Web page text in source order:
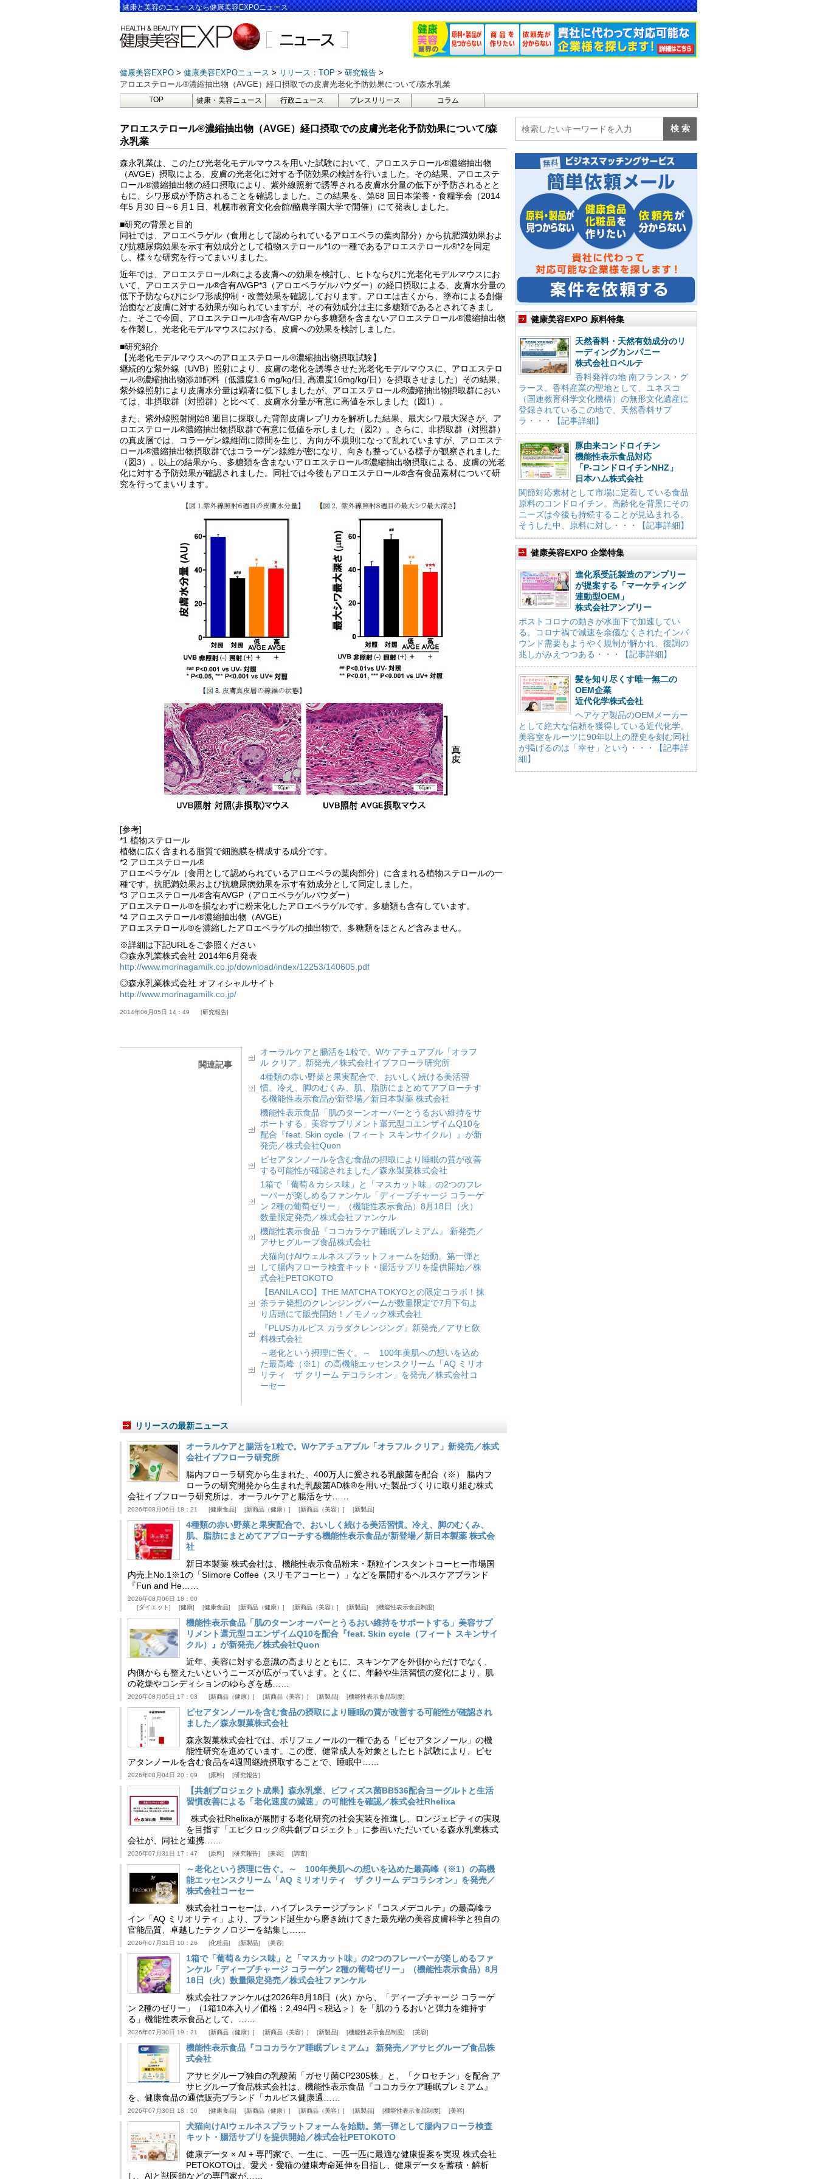
健康と美容のニュースなら健康美容EXPOニュース
健康美容EXPO 健康美容EXPOニュース リリース：TOP
研究報告
アロエステロール®濃縮抽出物（AVGE）経口摂取での皮膚光老化予防効果について/森永乳業
TOP 健康・美容ニュース 行政ニュース プレスリリース コラム
アロエステロール®濃縮抽出物（AVGE）経口摂取での皮膚光老化予防効果について/森
永乳業
森永乳業は、このたび光老化モデルマウスを用いた試験において、アロエステロール®濃縮抽出物
（AVGE）摂取による、皮膚の光老化に対する予防効果の検討を行いました。その結果、アロエステ
ロール®濃縮抽出物の経口摂取により、紫外線照射で誘導される皮膚水分量の低下が予防されるとと
もに、シワ形成が予防されることを確認しました。この結果を、第68 回日本栄養・食糧学会（2014
年5 月30 日～6 月1 日、札幌市教育文化会館/酪農学園大学で開催）にて発表しました。
■研究の背景と目的
同社では、アロエベラゲル（食用として認められているアロエベラの葉肉部分）から抗肥満効果およ
び抗糖尿病効果を示す有効成分として植物ステロール*1の一種であるアロエステロール®*2を同定
し、様々な研究を行ってまいりました。
近年では、アロエステロール®による皮膚への効果を検討し、ヒトならびに光老化モデルマウスにお
いて、アロエステロール®含有AVGP*3（アロエベラゲルパウダー）の経口摂取による、皮膚水分量の
低下予防ならびにシワ形成抑制・改善効果を確認しております。アロエは古くから、塗布による創傷
治癒など皮膚に対する効果が知られていますが、その有効成分は主に多糖類であるとされてきまし
た。そこで今回、アロエステロール®含有AVGP から多糖類を含まないアロエステロール®濃縮抽出物
を作製し、光老化モデルマウスにおける、皮膚への効果を検討しました。
■研究紹介
【光老化モデルマウスへのアロエステロール®濃縮抽出物摂取試験】
継続的な紫外線（UVB）照射により、皮膚の老化を誘導させた光老化モデルマウスに、アロエステロ
ール®濃縮抽出物添加飼料（低濃度1.6 mg/kg/日, 高濃度16mg/kg/日）を摂取させました）その結果、
紫外線照射により皮膚水分量は顕著に低下しましたが、アロエステロール®濃縮抽出物摂取群におい
ては、非摂取群（対照群）と比べて、皮膚水分量が有意に高値を示しました（図1）。
また、紫外線照射開始8 週目に採取した背部皮膚レプリカを解析した結果、最大シワ最大深さが、ア
ロエステロール®濃縮抽出物摂取群で有意に低値を示しました（図2）。さらに、非摂取群（対照群）
の真皮層では、コラーゲン線維間に隙間を生じ、方向が不規則になって乱れていますが、アロエステ
ロール®濃縮抽出物摂取群ではコラーゲン線維が密になり、向きも整っている様子が観察されました
（図3）。以上の結果から、多糖類を含まないアロエステロール®濃縮抽出物摂取による、皮膚の光老
化に対する予防効果が確認されました。同社では今後もアロエステロール®含有食品素材について研
究を行ってまいります。
[参考]
*1 植物ステロール
植物に広く含まれる脂質で細胞膜を構成する成分です。
*2 アロエステロール®
アロエベラゲル（食用として認められているアロエベラの葉肉部分）に含まれる植物ステロールの一
種です。抗肥満効果および抗糖尿病効果を示す有効成分として同定しました。
*3 アロエステロール®含有AVGP（アロエベラゲルパウダー）
アロエステロール®を損なわずに粉末化したアロエベラゲルです。多糖類も含有しています。
*4 アロエステロール®濃縮抽出物（AVGE）
アロエステロール®を濃縮したアロエベラゲルの抽出物で、多糖類をほとんど含みません。
※詳細は下記URLをご参照ください
◎森永乳業株式会社 2014年6月発表
http://www.morinagamilk.co.jp/download/index/12253/140605.pdf
◎森永乳業株式会社 オフィシャルサイト
http://www.morinagamilk.co.jp/
2014年06月05日 14：49 研究報告
関連記事
オーラルケアと腸活を1粒で。Wケアチュアブル「オラフ
ル クリア」新発売／株式会社イブフローラ研究所
4種類の赤い野菜と果実配合で、おいしく続ける美活習
慣。冷え、脚のむくみ、肌、脂肪にまとめてアプローチす
る機能性表示食品が新登場／新日本製薬 株式会社
機能性表示食品「肌のターンオーバーとうるおい維持をサ
ポートする」美容サプリメント還元型コエンザイムQ10を
配合『feat. Skin cycle（フィート スキンサイクル）』が新
発売／株式会社Quon
ピセアタンノールを含む食品の摂取により睡眠の質が改善
する可能性が確認されました／森永製菓株式会社
1箱で「葡萄＆カシス味」と「マスカット味」の2つのフレ
ーバーが楽しめるファンケル「ディープチャージ コラーゲ
ン 2種の葡萄ゼリー」（機能性表示食品）8月18日（火）
数量限定発売／株式会社ファンケル
機能性表示食品『ココカラケア睡眠プレミアム』 新発売／
アサヒグループ食品株式会社
犬猫向けAIウェルネスプラットフォームを始動。第一弾と
して腸内フローラ検査キット・腸活サプリを提供開始／株
式会社PETOKOTO
【BANILA CO】THE MATCHA TOKYOとの限定コラボ！抹
茶ラテ発想のクレンジングバームが数量限定で7月下旬よ
り店頭にて販売開始！／モノック株式会社
『PLUSカルピス カラダクレンジング』新発売／アサヒ飲
料株式会社
～老化という摂理に告ぐ。～ 100年美肌への想いを込め
た最高峰（※1）の高機能エッセンスクリーム「AQ ミリオ
リティ ザ クリーム デコラシオン」を発売／株式会社コ
ーセー
リリースの最新ニュース
オーラルケアと腸活を1粒で。Wケアチュアブル「オラフル クリア」新発売／株式
会社イブフローラ研究所
腸内フローラ研究から生まれた、400万人に愛される乳酸菌を配合（※） 腸内フ
ローラの研究開発から生まれた乳酸菌AD株®を用いた製品づくりに取り組む株式
会社イブフローラ研究所は、オーラルケアと腸活をサ……
2026年08月06日 18：21 健康食品 新商品（健康） 新商品（美容） 新製品
4種類の赤い野菜と果実配合で、おいしく続ける美活習慣。冷え、脚のむくみ、
肌、脂肪にまとめてアプローチする機能性表示食品が新登場／新日本製薬 株式会
社
新日本製薬 株式会社は、機能性表示食品粉末・顆粒インスタントコーヒー市場国
内売上No.1※1の「Slimore Coffee（スリモアコーヒー）」などを展開するヘルスケアブランド
『Fun and He……
2026年08月06日 18：00
ダイエット
健康 健康食品 新商品（健康） 新商品（美容） 新製品 機能性表示食品制度
機能性表示食品「肌のターンオーバーとうるおい維持をサポートする」美容サプ
リメント還元型コエンザイムQ10を配合『feat. Skin cycle（フィート スキンサイ
クル）』が新発売／株式会社Quon
近年、美容に対する意識の高まりとともに、スキンケアを外側からだけでなく、
内側からも整えたいというニーズが広がっています。とくに、年齢や生活習慣の変化により、肌
の乾燥やコンディションのゆらぎを感……
2026年08月05日 17：03 新商品（健康） 新商品（美容） 新製品 機能性表示食品制度
ピセアタンノールを含む食品の摂取により睡眠の質が改善する可能性が確認され
ました／森永製菓株式会社
森永製菓株式会社では、ポリフェノールの一種である「ピセアタンノール」の機
能性研究を進めています。この度、健常成人を対象としたヒト試験により、ピセ
アタンノールを含む食品を4週間継続摂取することで、睡眠中……
2026年08月04日 20：09 原料 研究報告
【共創プロジェクト成果】森永乳業、ビフィズス菌BB536配合ヨーグルトと生活
習慣改善による「老化速度の減速」の可能性を確認／株式会社Rhelixa
株式会社Rhelixaが展開する老化研究の社会実装を推進し、ロンジェビティの実現
を目指す「エピクロック®共創プロジェクト」に参画いただいている森永乳業株式
会社が、同社と連携……
2026年07月31日 17：47 原料 研究報告 美容 調査
～老化という摂理に告ぐ。～ 100年美肌への想いを込めた最高峰（※1）の高機
能エッセンスクリーム「AQ ミリオリティ ザ クリーム デコラシオン」を発売／
株式会社コーセー
株式会社コーセーは、ハイプレステージブランド『コスメデコルテ』の最高峰ラ
イン「AQ ミリオリティ」より、ブランド誕生から磨き続けてきた最先端の美容皮膚科学と独自の
官能品質、卓越したテクノロジーを結集し……
2026年07月31日 10：26 化粧品 新製品 美容
1箱で「葡萄＆カシス味」と「マスカット味」の2つのフレーバーが楽しめるファ
ンケル「ディープチャージ コラーゲン 2種の葡萄ゼリー」（機能性表示食品）8月
18日（火）数量限定発売／株式会社ファンケル
株式会社ファンケルは2026年8月18日（火）から、「ディープチャージ コラーゲ
ン 2種のゼリー」（1箱10本入り／価格：2,494円＜税込＞）を「肌のうるおいと弾力を維持す
る」機能性表示食品として、……
2026年07月30日 19：21 新商品（健康） 新商品（美容） 新製品 機能性表示食品制度 美容
機能性表示食品『ココカラケア睡眠プレミアム』 新発売／アサヒグループ食品株
式会社
アサヒグループ独自の乳酸菌「ガセリ菌CP2305株」と、「クロセチン」を配合 ア
サヒグループ食品株式会社は、機能性表示食品『ココカラケア睡眠プレミアム』
を、健康食品の通信販売ブランド「カルピス健康通……
2026年07月30日 18：50 健康食品 新商品（健康） 新商品（美容） 新製品 機能性表示食品制度 美容
犬猫向けAIウェルネスプラットフォームを始動。第一弾として腸内フローラ検査
キット・腸活サプリを提供開始／株式会社PETOKOTO
健康データ × AI + 専門家で、一生に、一匹一匹に最適な健康提案を実現 株式会社
PETOKOTOは、愛犬・愛猫の健康寿命延伸を目指し、健康データを蓄積・解析
し、AIと獣医師などの専門家が……
健康美容EXPO 原料特集
天然香料・天然有効成分のリ
ーディングカンパニー
株式会社ロベルテ
香料発祥の地 南フランス・グ
ラース。香料産業の聖地として、ユネスコ
（国連教育科学文化機構）の無形文化遺産に
登録されているこの地で、天然香料サプ
ラ・・・【記事詳細】
豚由来コンドロイチン
機能性表示食品対応
「P-コンドロイチンNHZ」
日本ハム株式会社
関節対応素材として市場に定着している食品
原料のコンドロイチン。高齢化を背景にその
ニーズは今後も持続することが見込まれる。
そうした中、原料に対し・・・【記事詳細】
健康美容EXPO 企業特集
進化系受託製造のアンプリー
が提案する「マーケティング
連動型OEM」
株式会社アンプリー
ポストコロナの動きが水面下で加速してい
る。コロナ禍で減速を余儀なくされたインバ
ウンド需要もようやく規制が解かれ、復調の
兆しがみえつつある・・・【記事詳細】
髪を知り尽くす唯一無二の
OEM企業
近代化学株式会社
ヘアケア製品のOEMメーカー
として絶大な信頼を獲得している近代化学。
美容室をルーツに90年以上の歴史を刻む同社
が掲げるのは「幸せ」という・・・【記事詳
細】